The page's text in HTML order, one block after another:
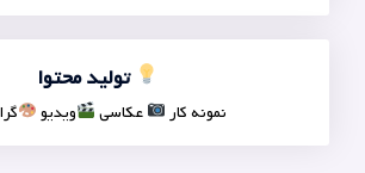
تولید محتوا
نمونه کار عکاسی ویدیو